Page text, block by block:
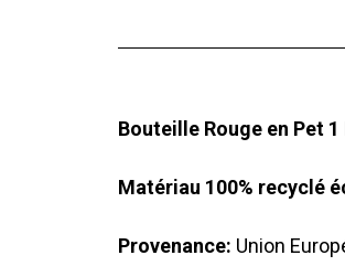
Bouteille Rouge en Pet
Matériau 100% recyclé
Provenance: Union